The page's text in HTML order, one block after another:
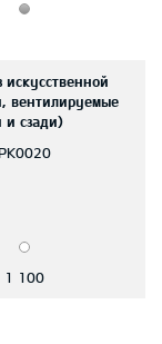
вентилируемые
и сзади)
PK0020
1 100